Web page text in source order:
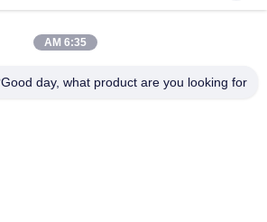
اتصال سريع
6:35 AM
Good day, what product are you looking for?